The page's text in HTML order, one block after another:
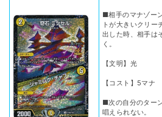
■相手のマナゾー
トが大きいクリー
出した時、相手は
く。
【文明】光
【コスト】5マナ
■次の自分のター
唱えられない。